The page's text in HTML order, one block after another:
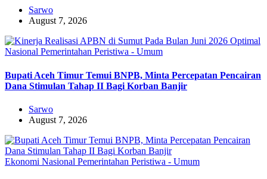
Sarwo
August 7, 2026
Nasional Pemerintahan Peristiwa - Umum
Bupati Aceh Timur Temui BNPB, Minta Percepatan Pencairan
Dana Stimulan Tahap II Bagi Korban Banjir
Sarwo
August 7, 2026
Ekonomi Nasional Pemerintahan Peristiwa - Umum